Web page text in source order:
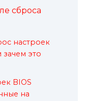
сброса
настроек
зачем это
BIOS
на